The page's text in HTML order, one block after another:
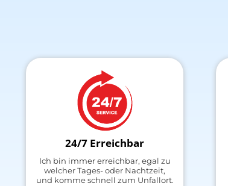
24/7 Erreichbar
Ich bin immer erreichbar, egal zu
welcher Tages- oder Nachtzeit,
und komme schnell zum Unfallort.